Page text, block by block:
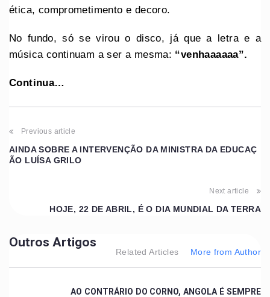
ética, comprometimento e decoro.
No fundo, só se virou o disco, já que a letra e a
música continuam a ser a mesma: “venhaaaaaa”.
Continua…
Previous article
AINDA SOBRE A INTERVENÇÃO DA MINISTRA DA EDUCAÇ
ÃO LUÍSA GRILO
Next article
HOJE, 22 DE ABRIL, É O DIA MUNDIAL DA TERRA
Outros Artigos
Related Articles More from Author
AO CONTRÁRIO DO CORNO, ANGOLA É SEMPRE